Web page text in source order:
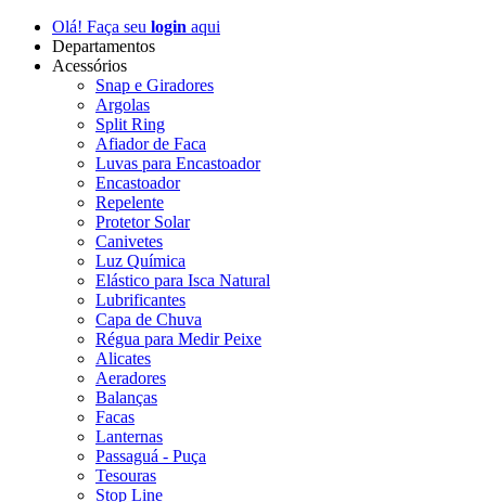
Olá! Faça seu login aqui
Departamentos
Acessórios
Snap e Giradores
Argolas
Split Ring
Afiador de Faca
Luvas para Encastoador
Encastoador
Repelente
Protetor Solar
Canivetes
Luz Química
Elástico para Isca Natural
Lubrificantes
Capa de Chuva
Régua para Medir Peixe
Alicates
Aeradores
Balanças
Facas
Lanternas
Passaguá - Puça
Tesouras
Stop Line